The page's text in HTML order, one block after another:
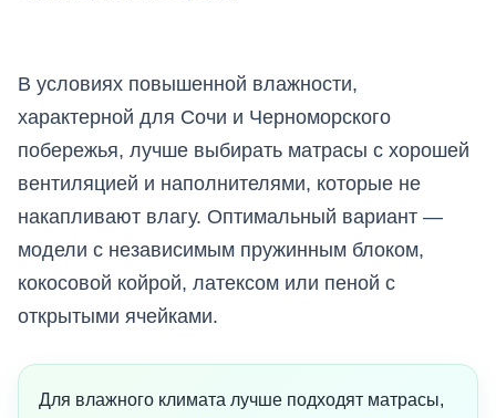
В условиях повышенной влажности,
характерной для Сочи и Черноморского
побережья, лучше выбирать матрасы с хорошей
вентиляцией и наполнителями, которые не
накапливают влагу. Оптимальный вариант —
модели с независимым пружинным блоком,
кокосовой койрой, латексом или пеной с
открытыми ячейками.
Для влажного климата лучше подходят матрасы,